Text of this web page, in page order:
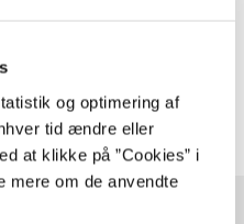
og optimering af
tid ændre eller
at klikke på ”Cookies” i
mere om de anvendte